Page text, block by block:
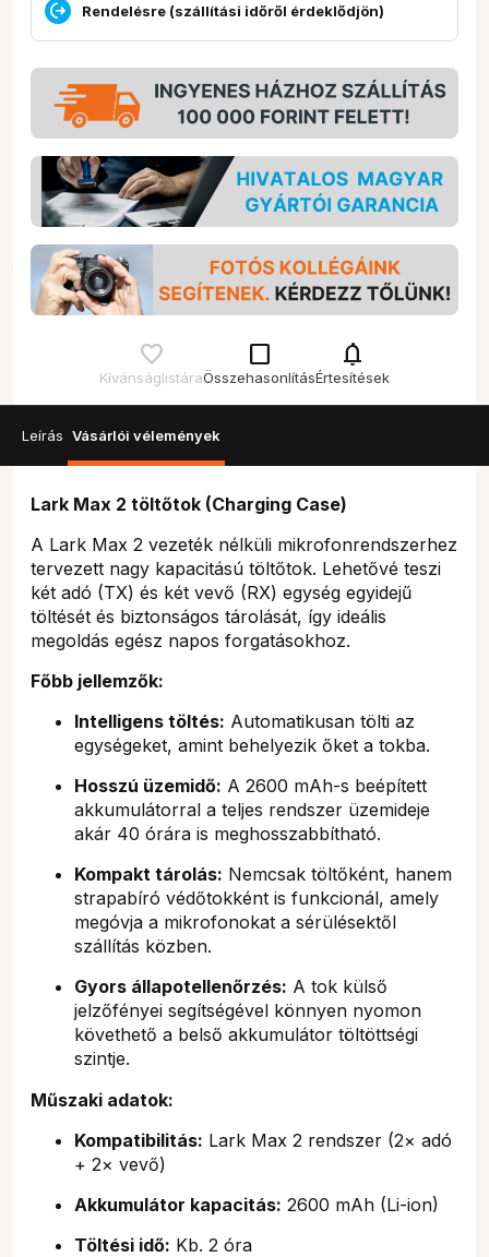
Rendelésre (szállítási időről érdeklődjön)
Kívánságlistára
check_box_outline_blank
Összehasonlítás
notifications
Értesítések
Leírás Vásárlói vélemények
Lark Max 2 töltőtok (Charging Case)
A Lark Max 2 vezeték nélküli mikrofonrendszerhez
tervezett nagy kapacitású töltőtok. Lehetővé teszi
két adó (TX) és két vevő (RX) egység egyidejű
töltését és biztonságos tárolását, így ideális
megoldás egész napos forgatásokhoz.
Főbb jellemzők:
Intelligens töltés: Automatikusan tölti az
egységeket, amint behelyezik őket a tokba.
Hosszú üzemidő: A 2600 mAh-s beépített
akkumulátorral a teljes rendszer üzemideje
akár 40 órára is meghosszabbítható.
Kompakt tárolás: Nemcsak töltőként, hanem
strapabíró védőtokként is funkcionál, amely
megóvja a mikrofonokat a sérülésektől
szállítás közben.
Gyors állapotellenőrzés: A tok külső
jelzőfényei segítségével könnyen nyomon
követhető a belső akkumulátor töltöttségi
szintje.
Műszaki adatok:
Kompatibilitás: Lark Max 2 rendszer (2× adó
+ 2× vevő)
Akkumulátor kapacitás: 2600 mAh (Li-ion)
Töltési idő: Kb. 2 óra